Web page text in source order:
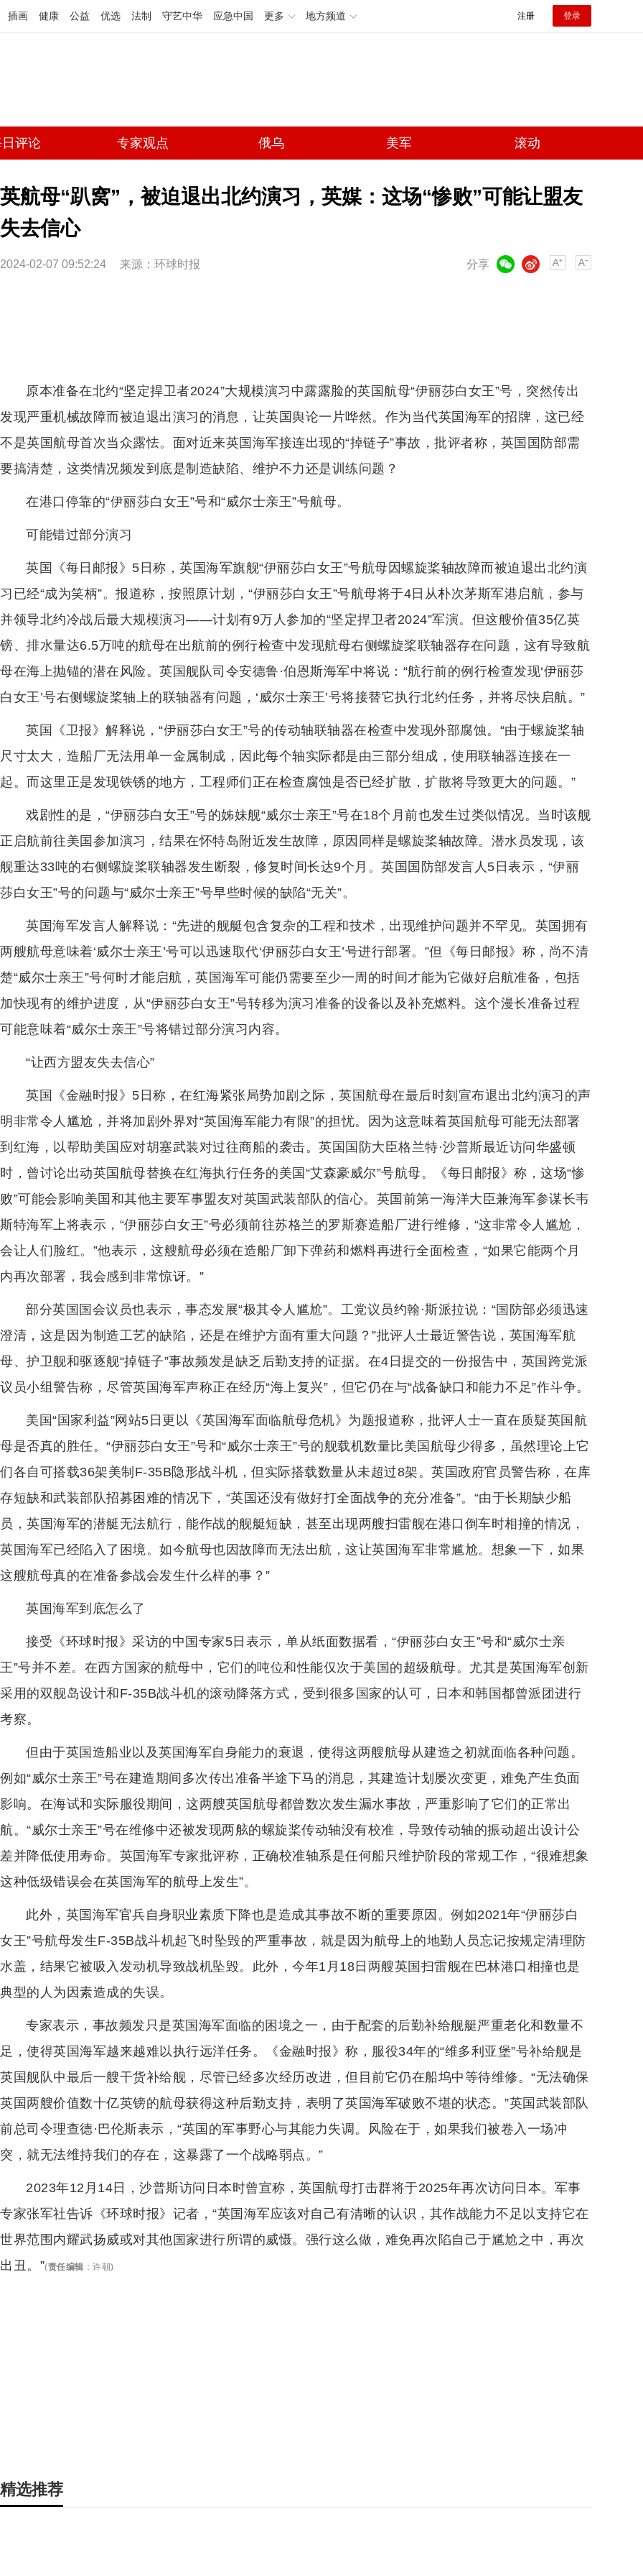
插画 健康 公益 优选 法制 守艺中华 应急中国 更多 地方频道 注册 登录
评论 专家观点 俄乌 美军 滚动
英航母“趴窝”，被迫退出北约演习，英媒：这场“惨败”可能让盟友
失去信心
2024-02-07 09:52:24 来源：环球时报 分享
微博
原本准备在北约“坚定捍卫者2024”大规模演习中露露脸的英国航母“伊丽莎白女王”号，突然传出
发现严重机械故障而被迫退出演习的消息，让英国舆论一片哗然。作为当代英国海军的招牌，这已经
不是英国航母首次当众露怯。面对近来英国海军接连出现的“掉链子”事故，批评者称，英国国防部需
要搞清楚，这类情况频发到底是制造缺陷、维护不力还是训练问题？
在港口停靠的“伊丽莎白女王”号和“威尔士亲王”号航母。
可能错过部分演习
英国《每日邮报》5日称，英国海军旗舰“伊丽莎白女王”号航母因螺旋桨轴故障而被迫退出北约演
习已经“成为笑柄”。报道称，按照原计划，“伊丽莎白女王”号航母将于4日从朴次茅斯军港启航，参与
并领导北约冷战后最大规模演习——计划有9万人参加的“坚定捍卫者2024”军演。但这艘价值35亿英
镑、排水量达6.5万吨的航母在出航前的例行检查中发现航母右侧螺旋桨联轴器存在问题，这有导致航
母在海上抛锚的潜在风险。英国舰队司令安德鲁·伯恩斯海军中将说：“航行前的例行检查发现‘伊丽莎
白女王’号右侧螺旋桨轴上的联轴器有问题，‘威尔士亲王’号将接替它执行北约任务，并将尽快启航。”
英国《卫报》解释说，“伊丽莎白女王”号的传动轴联轴器在检查中发现外部腐蚀。“由于螺旋桨轴
尺寸太大，造船厂无法用单一金属制成，因此每个轴实际都是由三部分组成，使用联轴器连接在一
起。而这里正是发现铁锈的地方，工程师们正在检查腐蚀是否已经扩散，扩散将导致更大的问题。”
戏剧性的是，“伊丽莎白女王”号的姊妹舰“威尔士亲王”号在18个月前也发生过类似情况。当时该舰
正启航前往美国参加演习，结果在怀特岛附近发生故障，原因同样是螺旋桨轴故障。潜水员发现，该
舰重达33吨的右侧螺旋桨联轴器发生断裂，修复时间长达9个月。英国国防部发言人5日表示，“伊丽
莎白女王”号的问题与“威尔士亲王”号早些时候的缺陷“无关”。
英国海军发言人解释说：“先进的舰艇包含复杂的工程和技术，出现维护问题并不罕见。英国拥有
两艘航母意味着‘威尔士亲王’号可以迅速取代‘伊丽莎白女王’号进行部署。”但《每日邮报》称，尚不清
楚“威尔士亲王”号何时才能启航，英国海军可能仍需要至少一周的时间才能为它做好启航准备，包括
加快现有的维护进度，从“伊丽莎白女王”号转移为演习准备的设备以及补充燃料。这个漫长准备过程
可能意味着“威尔士亲王”号将错过部分演习内容。
“让西方盟友失去信心”
英国《金融时报》5日称，在红海紧张局势加剧之际，英国航母在最后时刻宣布退出北约演习的声
明非常令人尴尬，并将加剧外界对“英国海军能力有限”的担忧。因为这意味着英国航母可能无法部署
到红海，以帮助美国应对胡塞武装对过往商船的袭击。英国国防大臣格兰特·沙普斯最近访问华盛顿
时，曾讨论出动英国航母替换在红海执行任务的美国“艾森豪威尔”号航母。《每日邮报》称，这场“惨
败”可能会影响美国和其他主要军事盟友对英国武装部队的信心。英国前第一海洋大臣兼海军参谋长韦
斯特海军上将表示，“伊丽莎白女王”号必须前往苏格兰的罗斯赛造船厂进行维修，“这非常令人尴尬，
会让人们脸红。”他表示，这艘航母必须在造船厂卸下弹药和燃料再进行全面检查，“如果它能两个月
内再次部署，我会感到非常惊讶。”
部分英国国会议员也表示，事态发展“极其令人尴尬”。工党议员约翰·斯派拉说：“国防部必须迅速
澄清，这是因为制造工艺的缺陷，还是在维护方面有重大问题？”批评人士最近警告说，英国海军航
母、护卫舰和驱逐舰“掉链子”事故频发是缺乏后勤支持的证据。在4日提交的一份报告中，英国跨党派
议员小组警告称，尽管英国海军声称正在经历“海上复兴”，但它仍在与“战备缺口和能力不足”作斗争。
美国“国家利益”网站5日更以《英国海军面临航母危机》为题报道称，批评人士一直在质疑英国航
母是否真的胜任。“伊丽莎白女王”号和“威尔士亲王”号的舰载机数量比美国航母少得多，虽然理论上它
们各自可搭载36架美制F-35B隐形战斗机，但实际搭载数量从未超过8架。英国政府官员警告称，在库
存短缺和武装部队招募困难的情况下，“英国还没有做好打全面战争的充分准备”。“由于长期缺少船
员，英国海军的潜艇无法航行，能作战的舰艇短缺，甚至出现两艘扫雷舰在港口倒车时相撞的情况，
英国海军已经陷入了困境。如今航母也因故障而无法出航，这让英国海军非常尴尬。想象一下，如果
这艘航母真的在准备参战会发生什么样的事？”
英国海军到底怎么了
接受《环球时报》采访的中国专家5日表示，单从纸面数据看，“伊丽莎白女王”号和“威尔士亲
王”号并不差。在西方国家的航母中，它们的吨位和性能仅次于美国的超级航母。尤其是英国海军创新
采用的双舰岛设计和F-35B战斗机的滚动降落方式，受到很多国家的认可，日本和韩国都曾派团进行
考察。
但由于英国造船业以及英国海军自身能力的衰退，使得这两艘航母从建造之初就面临各种问题。
例如“威尔士亲王”号在建造期间多次传出准备半途下马的消息，其建造计划屡次变更，难免产生负面
影响。在海试和实际服役期间，这两艘英国航母都曾数次发生漏水事故，严重影响了它们的正常出
航。“威尔士亲王”号在维修中还被发现两舷的螺旋桨传动轴没有校准，导致传动轴的振动超出设计公
差并降低使用寿命。英国海军专家批评称，正确校准轴系是任何船只维护阶段的常规工作，“很难想象
这种低级错误会在英国海军的航母上发生”。
此外，英国海军官兵自身职业素质下降也是造成其事故不断的重要原因。例如2021年“伊丽莎白
女王”号航母发生F-35B战斗机起飞时坠毁的严重事故，就是因为航母上的地勤人员忘记按规定清理防
水盖，结果它被吸入发动机导致战机坠毁。此外，今年1月18日两艘英国扫雷舰在巴林港口相撞也是
典型的人为因素造成的失误。
专家表示，事故频发只是英国海军面临的困境之一，由于配套的后勤补给舰艇严重老化和数量不
足，使得英国海军越来越难以执行远洋任务。《金融时报》称，服役34年的“维多利亚堡”号补给舰是
英国舰队中最后一艘干货补给舰，尽管已经多次经历改进，但目前它仍在船坞中等待维修。“无法确保
英国两艘价值数十亿英镑的航母获得这种后勤支持，表明了英国海军破败不堪的状态。”英国武装部队
前总司令理查德·巴伦斯表示，“英国的军事野心与其能力失调。风险在于，如果我们被卷入一场冲
突，就无法维持我们的存在，这暴露了一个战略弱点。”
2023年12月14日，沙普斯访问日本时曾宣称，英国航母打击群将于2025年再次访问日本。军事
专家张军社告诉《环球时报》记者，“英国海军应该对自己有清晰的认识，其作战能力不足以支持它在
世界范围内耀武扬威或对其他国家进行所谓的威慑。强行这么做，难免再次陷自己于尴尬之中，再次
出丑。”(责任编辑 ： 许朝)
精选推荐